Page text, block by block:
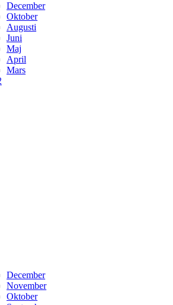
December
Oktober
Augusti
Juni
Maj
April
Mars
December
November
Oktober